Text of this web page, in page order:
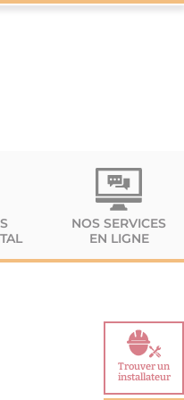
NOS SERVICES
EN LIGNE
Trouver un
installateur